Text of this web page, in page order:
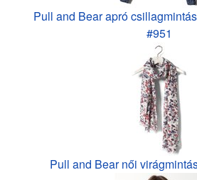
Pull and Bear apró
#951
Pull and Bear női